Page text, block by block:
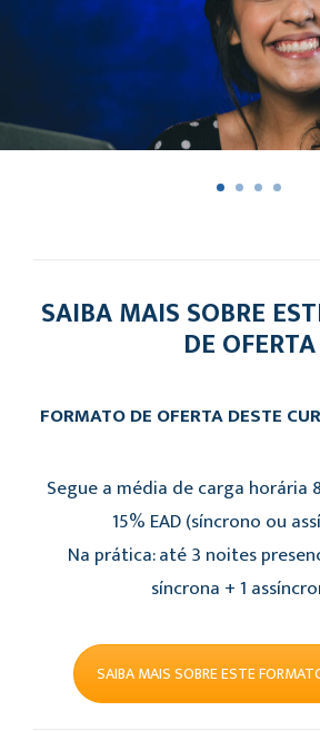
SAIBA MAIS SOBRE
DE OFERTA
FORMATO DE OFERTA DESTE
Segue a média de carga horária
15% EAD (síncrono ou
Na prática: até 3 noites
síncrona + 1
SAIBA MAIS SOBRE ESTE